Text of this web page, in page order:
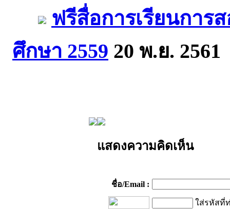
ฟรีสื่อการเรียนการ
ศึกษา 2559 20 พ.ย. 2561
แสดงความคิดเห็น
ชื่อ/Email :
ใส่รหัสที่